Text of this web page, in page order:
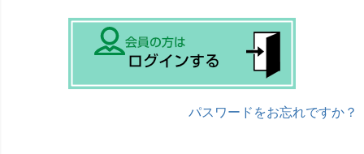
)
パスワードをお忘れですか？